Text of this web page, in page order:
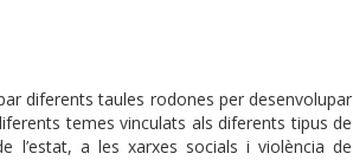
diferents taules rodones per desenvolupar
temes vinculats als diferents tipus de
l’estat, a les xarxes socials i violència de